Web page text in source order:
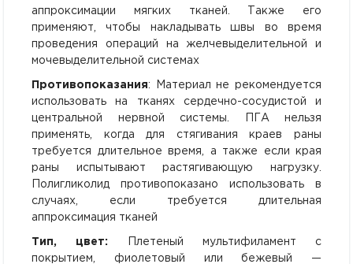
аппроксимации мягких тканей. Также его
применяют, чтобы накладывать швы во время
проведения операций на желчевыделительной и
мочевыделительной системах
Противопоказания: Материал не рекомендуется
использовать на тканях сердечно-сосудистой и
центральной нервной системы. ПГА нельзя
применять, когда для стягивания краев раны
требуется длительное время, а также если края
раны испытывают растягивающую нагрузку.
Полигликолид противопоказано использовать в
случаях, если требуется длительная
аппроксимация тканей
Тип, цвет:
Плетеный мультифиламент с
покрытием, фиолетовый или бежевый —